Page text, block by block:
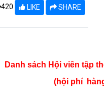
420 LIKE SHARE
Danh sách Hội viên tập
(hội phí